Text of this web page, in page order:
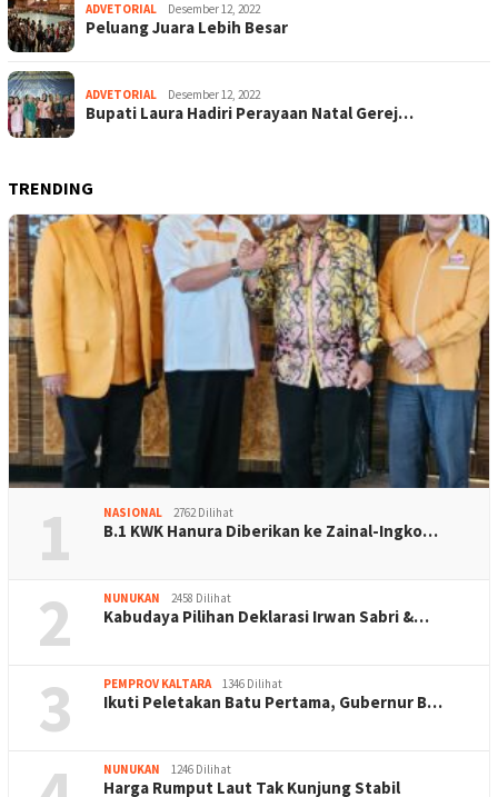
ADVETORIAL Desember 12, 2022
Peluang Juara Lebih Besar
ADVETORIAL Desember 12, 2022
Bupati Laura Hadiri Perayaan Natal Gerej…
TRENDING
1 NASIONAL 2762 Dilihat
B.1 KWK Hanura Diberikan ke Zainal-Ingko…
2 NUNUKAN 2458 Dilihat
Kabudaya Pilihan Deklarasi Irwan Sabri &…
3 PEMPROV KALTARA 1346 Dilihat
Ikuti Peletakan Batu Pertama, Gubernur B…
NUNUKAN 1246 Dilihat
Harga Rumput Laut Tak Kunjung Stabil